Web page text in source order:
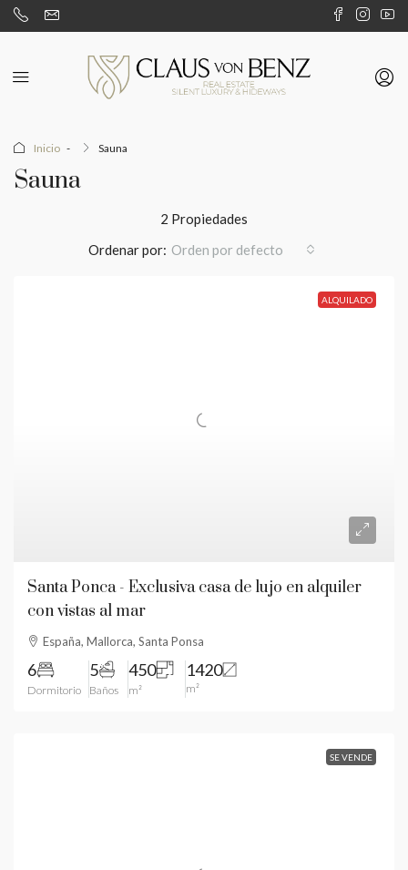
Inicio Sauna
Sauna
2 Propiedades
Ordenar por: Orden por defecto
ALQUILADO
Santa Ponca - Exclusiva casa de lujo en alquiler
con vistas al mar
España, Mallorca, Santa Ponsa
6
Dormitorio
5
Baños
450
m²
1420
m²
SE VENDE